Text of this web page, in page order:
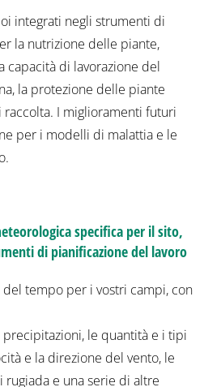
integrati negli strumenti di
la nutrizione delle piante,
capacità di lavorazione del
la protezione delle piante
raccolta. I miglioramenti futuri
per i modelli di malattia e le
specifica per il sito,
di pianificazione del lavoro
tempo per i vostri campi, con
le quantità e i tipi
e la direzione del vento, le
e una serie di altre